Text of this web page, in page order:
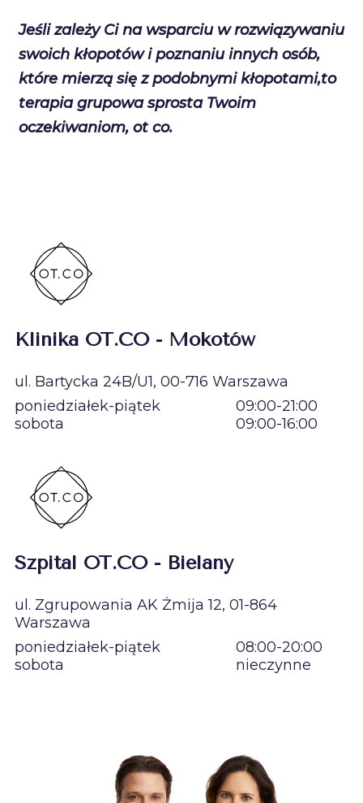
Jeśli zależy Ci na wsparciu w rozwiązywaniu
swoich kłopotów i poznaniu innych osób,
które mierzą się z podobnymi kłopotami,to
terapia grupowa sprosta Twoim
oczekiwaniom, ot co.
Klinika OT.CO - Mokotów
ul. Bartycka 24B/U1, 00-716 Warszawa
poniedziałek-piątek
09:00-21:00
sobota
09:00-16:00
Szpital OT.CO - Bielany
ul. Zgrupowania AK Żmija 12, 01-864
Warszawa
poniedziałek-piątek
08:00-20:00
sobota
nieczynne